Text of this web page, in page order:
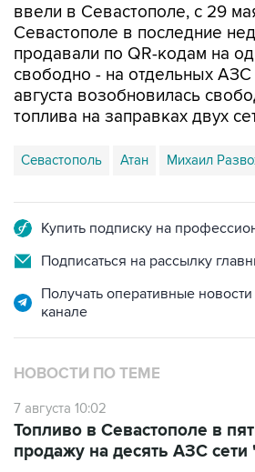
ввели в Севастополе, с 29
Севастополе в последние
продавали по QR-кодам на
свободно - на отдельных АЗС
августа возобновилась
топлива на заправках двух
Севастополь Атан Михаил
Купить подписку на
Подписаться на рассылку
Получать оперативные
канале
НОВОСТИ ПО ТЕМЕ
7 августа 10:02
Топливо в Севастополе в
продажу на десять АЗС сети